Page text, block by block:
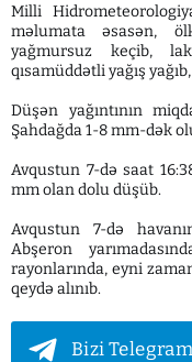
Milli
məlumata əsasən,
yağmursuz keçib,
qısamüddətli yağış
Düşən yağıntının
Şahdağda 1-8 mm-dək
Avqustun 7-də saat
mm olan dolu düşüb.
Avqustun 7-də
Abşeron
rayonlarında, eyni
qeydə alınıb.
Bizi